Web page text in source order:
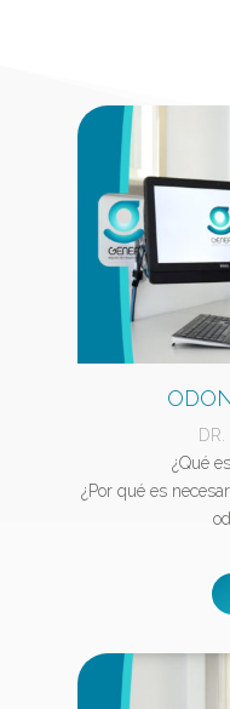
¿Qué
¿Por qué es